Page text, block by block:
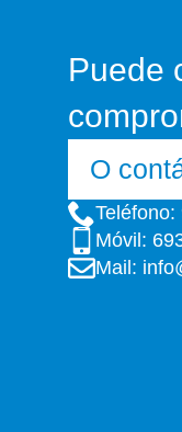
Puede
O
Móvil:
Mail: